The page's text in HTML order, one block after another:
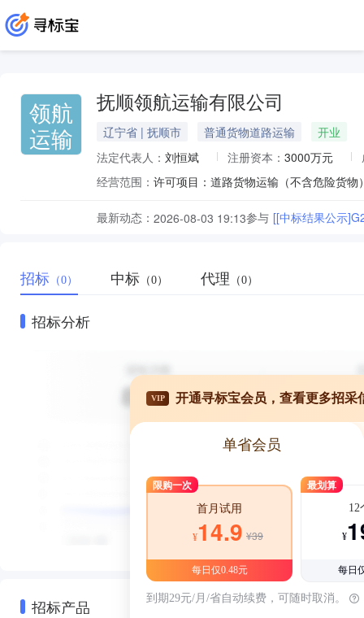
领航
运输
抚顺领航运输有限公司
辽宁省 | 抚顺市 普通货物道路运输
开业
法定代表人： 刘恒斌 注册资本： 3000万元
经营范围：
最新动态： 2026-08-03 19:13参与 [[中标结果公示
招标 （0） 中标 （0） 代理 （0）
招标分析
招标产品
VIP 开通寻标宝会员，查看更多招采
单省会员
限购一次
首月试用
¥14.9 ¥39
每日仅0.48元
最划算
12
¥
每日
到期29元/月/省自动续费，可随时取消。